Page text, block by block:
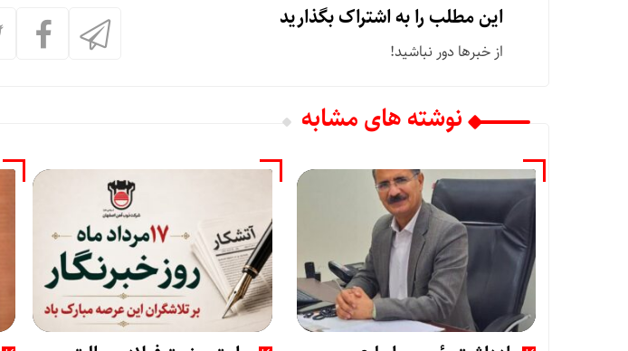
این مطلب را به اشتراک بگذارید
از خبرها دور نباشید!
نوشته های مشابه